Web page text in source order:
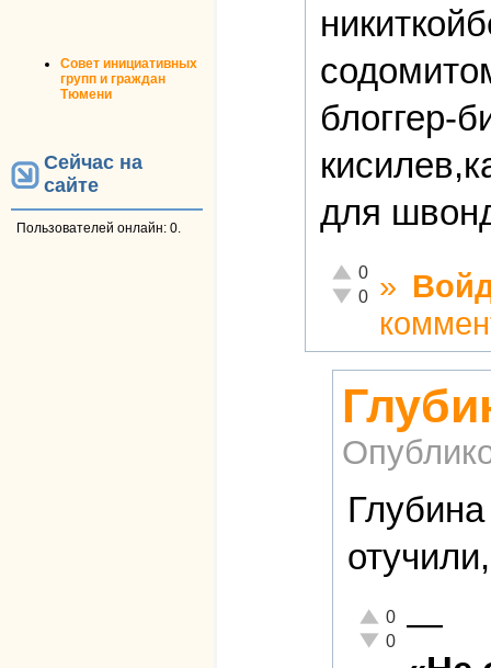
Совет инициативных
групп и граждан
Тюмени
Сейчас на
сайте
Пользователей онлайн: 0.
блоггер-
для
Отлично!
0
Неадекватно!
0 »
Отлично!
0
Неадекватно!
0 —